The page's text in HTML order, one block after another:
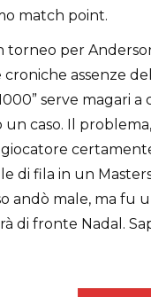
match point.
torneo per
assenze
serve magari
caso. Il
di fila in un
andò male, ma fu
di fronte Nadal.